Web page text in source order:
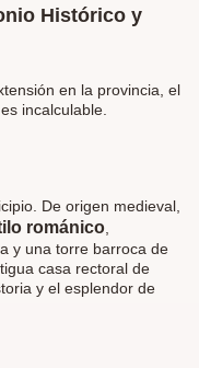
Histórico y
en la provincia, el
incalculable.
De origen medieval,
románico,
y una torre barroca de
casa rectoral de
y el esplendor de